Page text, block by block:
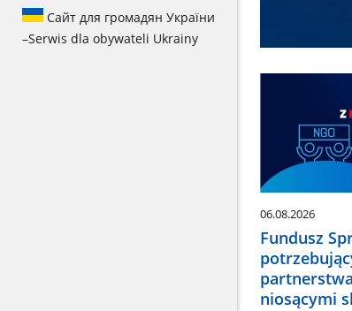
Сайт для громадян України
–Serwis dla obywateli Ukrainy
06.08.2026
Fundusz
niosącymi